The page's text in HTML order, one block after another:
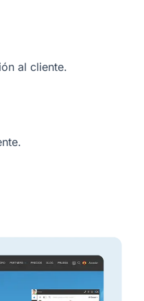
al cliente.